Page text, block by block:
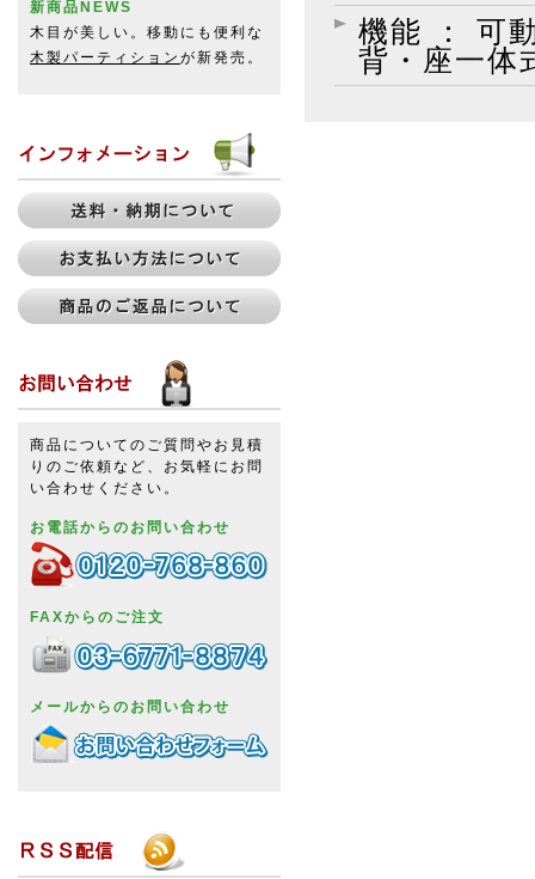
機能 ： 可
背・座一体
新商品NEWS
木目が美しい。移動にも便利な
木製パーティション が新発売。
商品についてのご質問やお見積
りのご依頼など、お気軽にお問
い合わせください。
お電話からのお問い合わせ
FAXからのご注文
メールからのお問い合わせ